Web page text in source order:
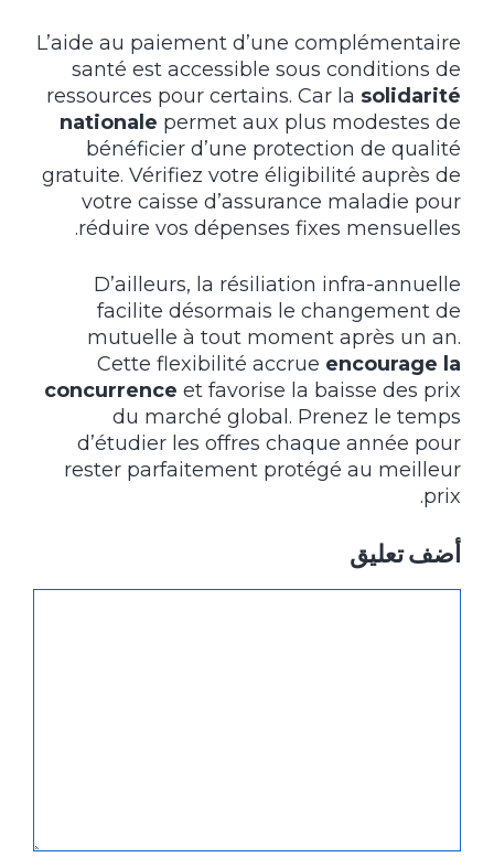
L’aide au paiement d’une complémentaire
santé est accessible sous conditions de
ressources pour certains. Car la solidarité
nationale permet aux plus modestes de
bénéficier d’une protection de qualité
gratuite. Vérifiez votre éligibilité auprès de
votre caisse d’assurance maladie pour
réduire vos dépenses fixes mensuelles.
D’ailleurs, la résiliation infra-annuelle
facilite désormais le changement de
mutuelle à tout moment après un an.
Cette flexibilité accrue encourage la
concurrence et favorise la baisse des prix
du marché global. Prenez le temps
d’étudier les offres chaque année pour
rester parfaitement protégé au meilleur
prix.
أضف تعليق